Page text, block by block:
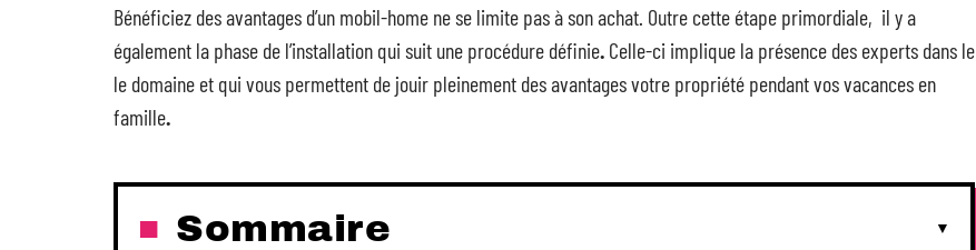
Bénéficiez des avantages d’un mobil-home ne se limite pas à son achat. Outre cette étape primordiale, il y a
également la phase de l’installation qui suit une procédure définie. Celle-ci implique la présence des experts dans le
le domaine et qui vous permettent de jouir pleinement des avantages votre propriété pendant vos vacances en
famille.
Sommaire